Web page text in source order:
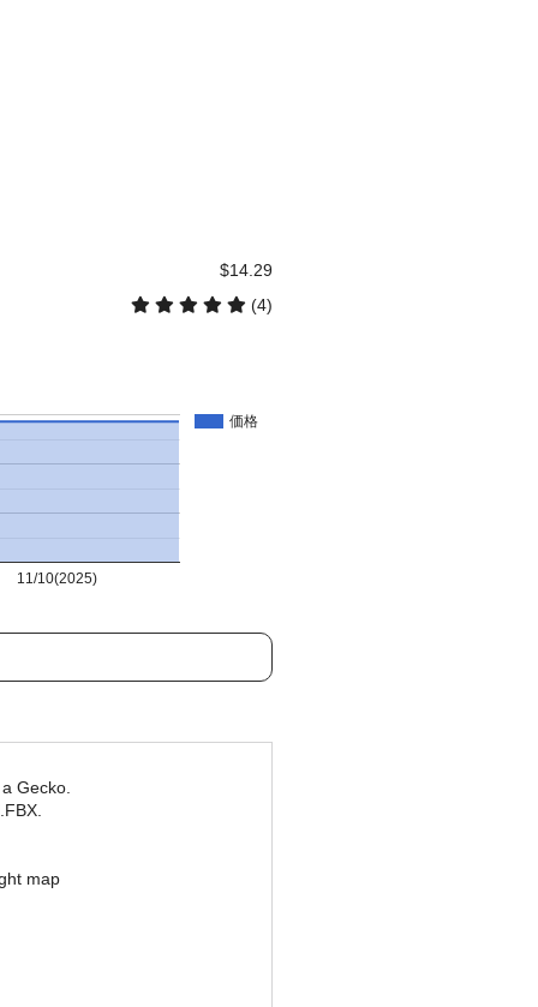
$14.29
(4)
価格
11/10(2025)
Gecko.
map